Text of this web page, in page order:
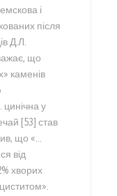
і
після
Д.Л.
що
каменів
цинічна у
[53] став
що «…
від
хворих